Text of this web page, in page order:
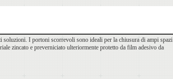
I portoni scorrevoli sono ideali per la chiusura di ampi spazi
zincato e preverniciato ulteriormente protetto da film adesivo da